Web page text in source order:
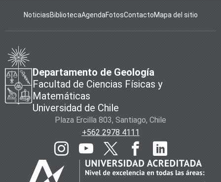
NoticiasBibliotecaAgendaFotosContactoMapa del sitio
Departamento de Geología
Facultad de Ciencias Físicas y
Matemáticas
Universidad de Chile
Plaza Ercilla 803, Santiago, Chile
+562 2978 4111